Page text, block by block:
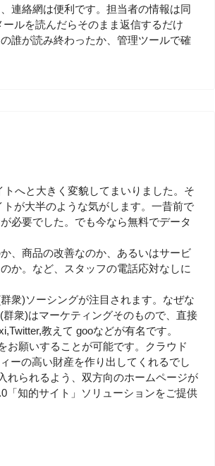
連絡網は便利です。担当者の情報は同
ルを読んだらそのまま返信するだけ
誰が読み終わったか、管理ツールで確
へと大きく変貌してまいりました。そ
が大半のような気がします。一昔前で
必要でした。でも今なら無料でデータ
、商品の改善なのか、あるいはサービ
か。など、スタッフの電話応対なしに
衆)ソーシングが注目されます。なぜな
衆)はマーケティングそのもので、直接
教えて gooなどが有名です。
お願いすることが可能です。クラウド
ーの高い財産を作り出してくれるでし
れられるよう、双方向のホームページが
「知的サイト」ソリューションをご提供